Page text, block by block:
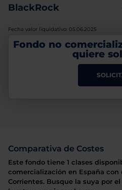
BlackRock
Fecha valor liquidativo: 05.06.2025
Fondo no
quiere
Comparativa de Costes
Este fondo tiene 1 clases
comercialización en España con
Corrientes. Busque la suya por